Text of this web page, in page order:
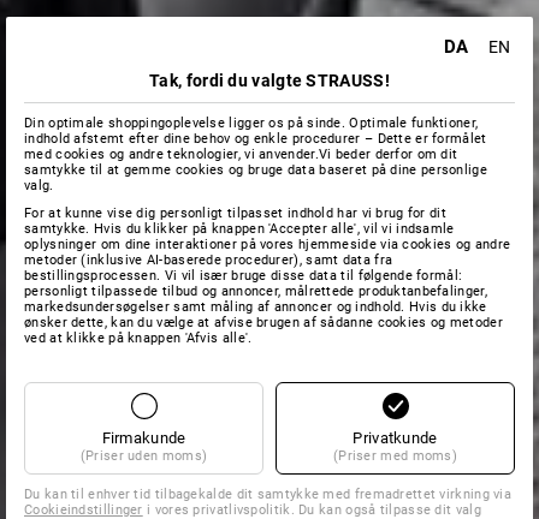
DA
EN
Tak, fordi du valgte STRAUSS!
Din optimale shoppingoplevelse ligger os på sinde. Optimale funktioner,
indhold afstemt efter dine behov og enkle procedurer – Dette er formålet
med cookies og andre teknologier, vi anvender.Vi beder derfor om dit
samtykke til at gemme cookies og bruge data baseret på dine personlige
valg.
For at kunne vise dig personligt tilpasset indhold har vi brug for dit
samtykke. Hvis du klikker på knappen 'Accepter alle', vil vi indsamle
oplysninger om dine interaktioner på vores hjemmeside via cookies og andre
metoder (inklusive AI-baserede procedurer), samt data fra
bestillingsprocessen. Vi vil især bruge disse data til følgende formål:
personligt tilpassede tilbud og annoncer, målrettede produktanbefalinger,
markedsundersøgelser samt måling af annoncer og indhold. Hvis du ikke
ønsker dette, kan du vælge at afvise brugen af sådanne cookies og metoder
ved at klikke på knappen 'Afvis alle'.
Firmakunde
(Priser uden moms)
Privatkunde
(Priser med moms)
Du kan til enhver tid tilbagekalde dit samtykke med fremadrettet virkning via
Cookieindstillinger i vores privatlivspolitik. Du kan også tilpasse dit valg